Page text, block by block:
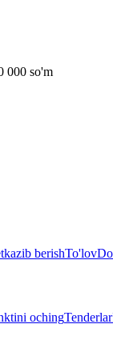
000 so'm
berishTo'lov
ochingTenderlar